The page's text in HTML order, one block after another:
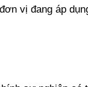
vị đang áp